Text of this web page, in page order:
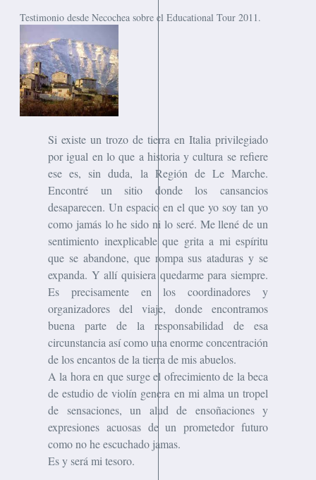
Testimonio desde Necochea sobre el Educational Tour 2011.
Si existe un trozo de tierra en Italia privilegiado
por igual en lo que a historia y cultura se refiere
ese es, sin duda, la Región de Le Marche.
Encontré un sitio donde los cansancios
desaparecen. Un espacio en el que yo soy tan yo
como jamás lo he sido ni lo seré. Me llené de un
sentimiento inexplicable que grita a mi espíritu
que se abandone, que rompa sus ataduras y se
expanda. Y allí quisiera quedarme para siempre.
Es precisamente en los coordinadores y
organizadores del viaje, donde encontramos
buena parte de la responsabilidad de esa
circunstancia así como una enorme concentración
de los encantos de la tierra de mis abuelos.
A la hora en que surge el ofrecimiento de la beca
de estudio de violín genera en mi alma un tropel
de sensaciones, un alud de ensoñaciones y
expresiones acuosas de un prometedor futuro
como no he escuchado jamas.
Es y será mi tesoro.